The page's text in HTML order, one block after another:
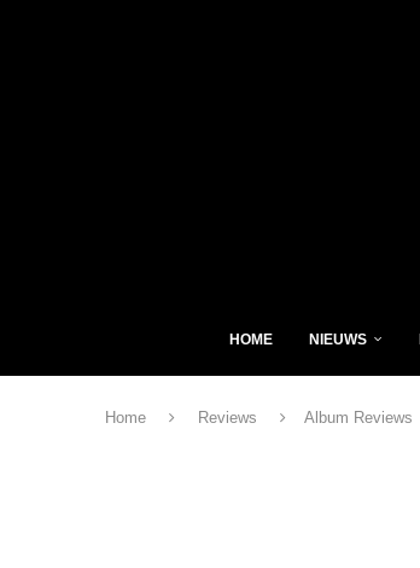
HOME NIEUWS
Home Reviews Album Reviews